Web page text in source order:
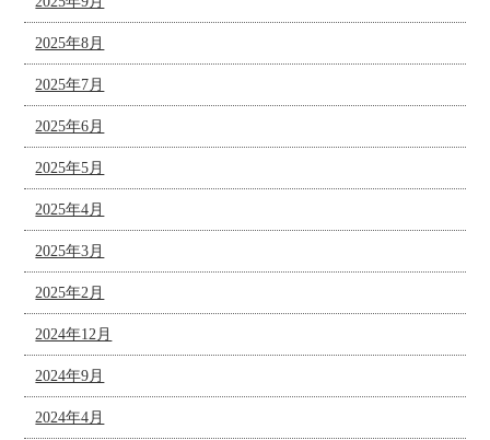
2025年8月
2025年7月
2025年6月
2025年5月
2025年4月
2025年3月
2025年2月
2024年12月
2024年9月
2024年4月